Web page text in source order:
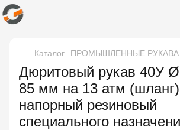
Каталог ПРОМЫШЛЕННЫЕ РУКАВА
Дюритовый рукав 40У
85 мм на 13 атм (шланг)
напорный резиновый
специального